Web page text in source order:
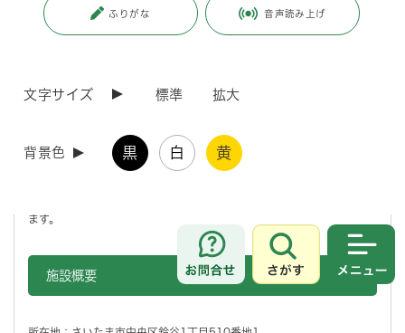
ふりがな 音声読み上げ
文字サイズ 標準 拡大
背景色 黒 白 黄
お問合せ
さがす
更新日付：2026年4月28日 / ページ番号：C125957
旧鈴谷清掃工場は昭和初期に旧浦和市の焼却施設として建てられ、昭和
ます。
施設概要